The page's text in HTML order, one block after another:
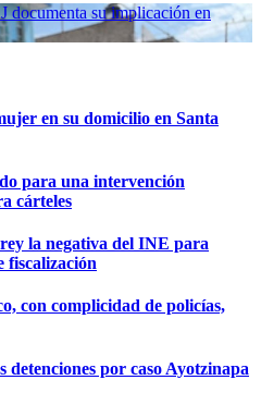
documenta su implicación en
en su domicilio en Santa
para una intervención
cárteles
la negativa del INE para
fiscalización
con complicidad de policías,
detenciones por caso Ayotzinapa